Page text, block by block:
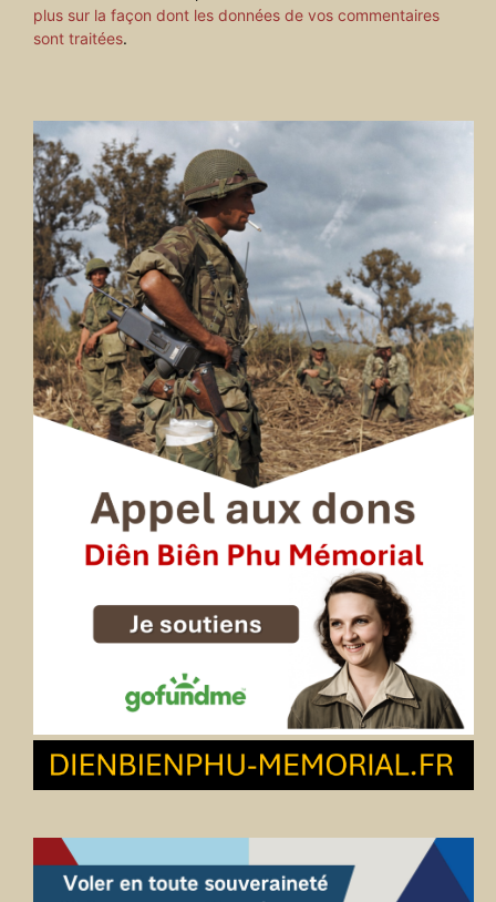
plus sur la façon dont les données de vos commentaires
sont traitées.